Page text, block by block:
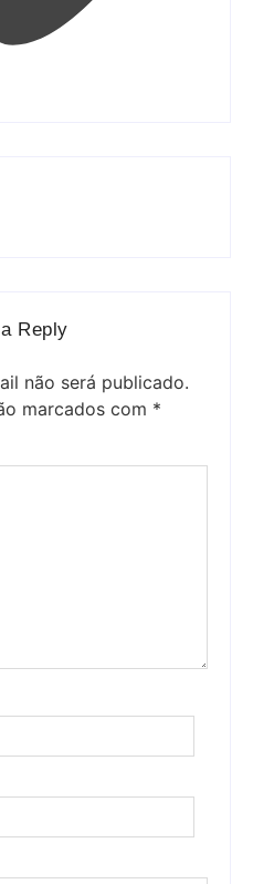
Reply
não será publicado.
marcados com *